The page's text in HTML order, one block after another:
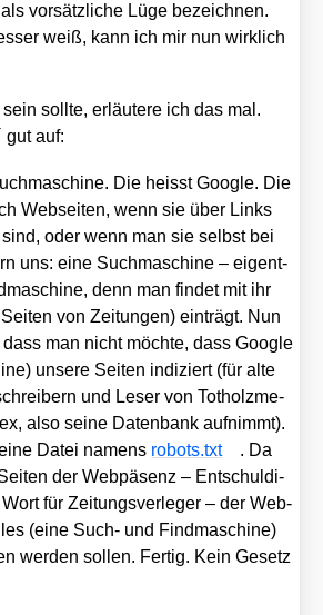
vor­sätz­li­che Lüge bezeich­nen.
weiß, kann ich mir nun wirk­lich
soll­te, erläu­te­re ich das mal.
gut auf:
Die heisst Goog­le. Die
Web­sei­ten, wenn sie über Links
oder wenn man sie selbst bei
uns: eine Such­ma­schi­ne – eigent­
denn man fin­det mit ihr
von Zei­tun­gen) ein­trägt. Nun
man nicht möch­te, dass Goog­le
unse­re Sei­ten indi­ziert (für alte
und Leser von Tot­holz­me­
also sei­ne Daten­bank auf­nimmt).
Datei namens robots.txt
. Da
der Web­pä­senz – Ent­schul­di­
für Zei­tungs­ver­le­ger – der Web­
(eine Such- und Find­ma­schi­ne)
wer­den sol­len. Fer­tig. Kein Gesetz